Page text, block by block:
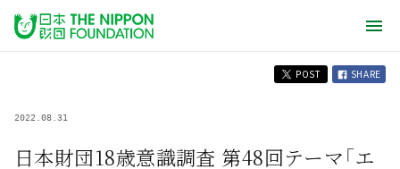
POST SHARE
2022.08.31
日本財団18歳意識調査 第48回テーマ「エ